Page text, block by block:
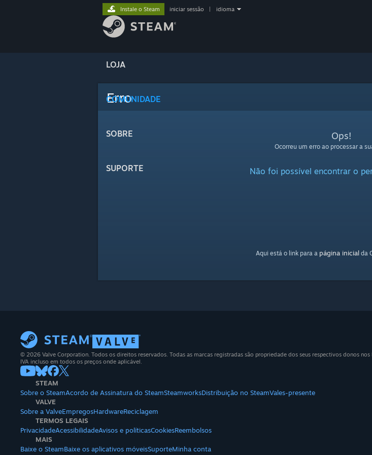
LOJA
COMUNIDADE
SOBRE
SUPORTE
Instale o Steam iniciar sessão idioma
Erro
Ops!
Ocorreu um erro ao processar a
Não foi possível encontrar o
Aqui está o link para a página inicial da
© 2026 Valve Corporation. Todos os direitos reservados. Todas as marcas registradas são propriedade dos seus respectivos donos nos
IVA incluso em todos os preços onde aplicável.
STEAM
Sobre o SteamAcordo de Assinatura do SteamSteamworksDistribuição no SteamVales-presente
VALVE
Sobre a ValveEmpregosHardwareReciclagem
TERMOS LEGAIS
PrivacidadeAcessibilidadeAvisos e políticasCookiesReembolsos
MAIS
Baixe o SteamBaixe os aplicativos móveisSuporteMinha conta